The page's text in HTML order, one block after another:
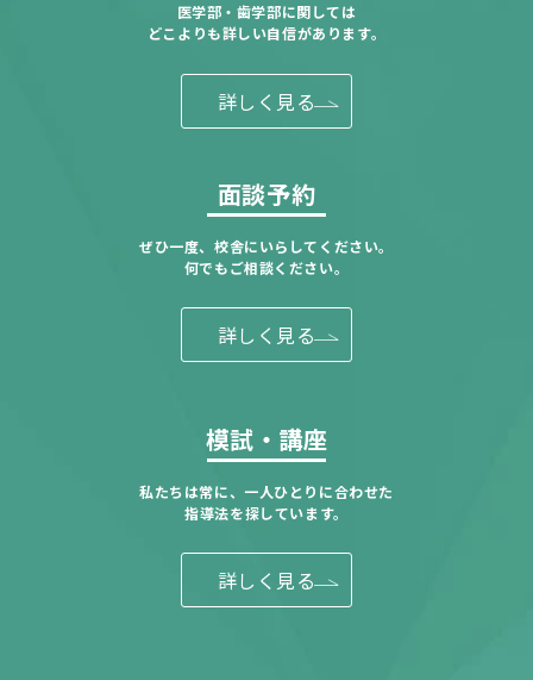
医学部・歯学部に関しては
どこよりも詳しい自信があります。
詳しく見る
面談予約
ぜひ一度、校舎にいらしてください。
何でもご相談ください。
詳しく見る
模試・講座
私たちは常に、一人ひとりに合わせた
指導法を探しています。
詳しく見る